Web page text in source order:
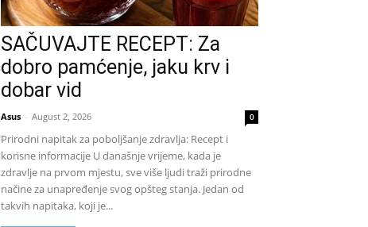
SAČUVAJTE RECEPT: Za
dobro pamćenje, jaku krv i
dobar vid
Asus - August 2, 2026 0
Prirodni napitak za poboljšanje zdravlja: Recept i
korisne informacije U današnje vrijeme, kada je
zdravlje na prvom mjestu, sve više ljudi traži prirodne
načine za unapređenje svog opšteg stanja. Jedan od
takvih napitaka, koji je...